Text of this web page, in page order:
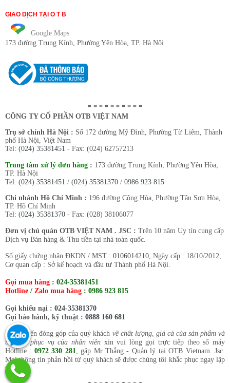
GIAO DỊCH TẠI O T B
Google Maps
173 đường Trung Kính, Phường Yên Hòa, TP. Hà Nội
* * * * * * * * * *
CÔNG TY CỔ PHẦN OTB VIỆT NAM
Trụ sở chính Hà Nội : Số 172 đường Mỹ Đình, Phường Từ Liêm, Thành
phố Hà Nội, Việt Nam
Tel: (024) 35381451 - Fax: (024) 62757213
Trung tâm xử lý đơn hàng : 173 đường Trung Kính, Phường Yên Hòa,
TP. Hà Nội
Tel: (024) 35381451 / (024) 35381370 / 0986 923 815
Chi nhánh Hồ Chí Minh : 196 đường Cộng Hòa, Phường Tân Sơn Hòa,
TP. Hồ Chí Minh
Tel: (024) 35381370 - Fax: (028) 38106077
Đơn vị chủ quản OTB VIỆT NAM . JSC : Trên 10 năm Uy tín cung cấp
Dịch vụ Bán hàng & Thu tiền tại nhà toàn quốc.
Số giấy chứng nhận ĐKDN / MST : 0106014210, Ngày cấp : 18/10/2012,
Cơ quan cấp : Sở kế hoạch và đầu tư Thành phố Hà Nội.
Gọi mua hàng : 024-35381451
Hotline / Zalo mua hàng : 0986 923 815
Gọi khiếu nại : 024-35381370
Gọi bảo hành, kỹ thuật : 0888 160 681
Mọi ý kiến đóng góp của quý khách về chất lượng, giá cả của sản phẩm và
thái độ phục vụ của nhân viên xin vui lòng gọi trực tiếp theo số máy
Hotline : 0972 330 281, gặp Mr Thắng - Quản lý tại OTB Vietnam. Jsc.
Mọi thông tin phản hồi từ quý khách sẽ được chúng tôi khắc phục ngay lập
tức.